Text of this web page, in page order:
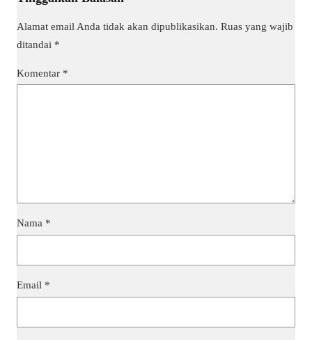
Alamat email Anda tidak akan dipublikasikan. Ruas yang wajib
ditandai *
Komentar *
Nama *
Email *